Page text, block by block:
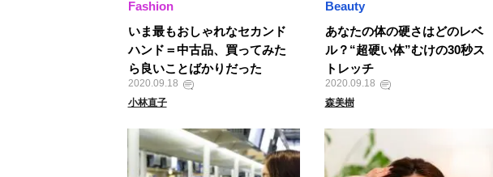
Fashion
いま最もおしゃれなセカンド
ハンド＝中古品、買ってみた
ら良いことばかりだった
2020.09.18
小林直子
Beauty
あなたの体の硬さはどのレベ
ル？“超硬い体”むけの30秒ス
トレッチ
2020.09.18
森美樹